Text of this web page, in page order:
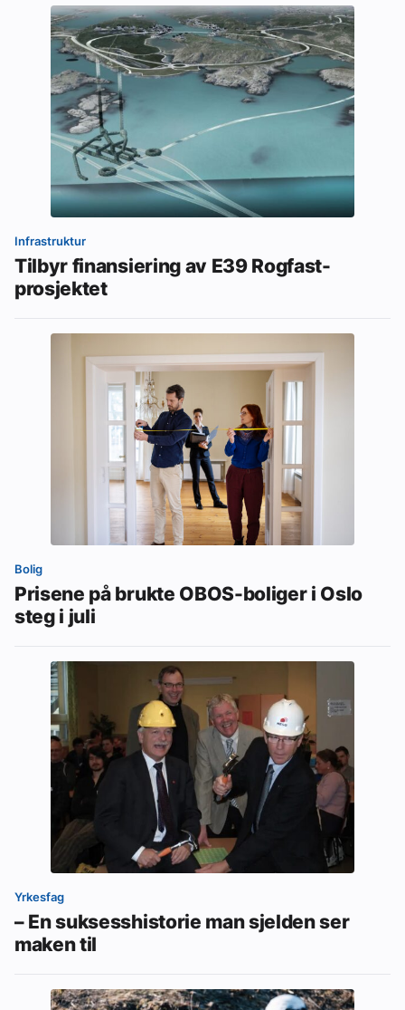
Infrastruktur
Tilbyr finansiering av E39 Rogfast-
prosjektet
Bolig
Prisene på brukte OBOS-boliger i Oslo
steg i juli
Yrkesfag
– En suksesshistorie man sjelden ser
maken til